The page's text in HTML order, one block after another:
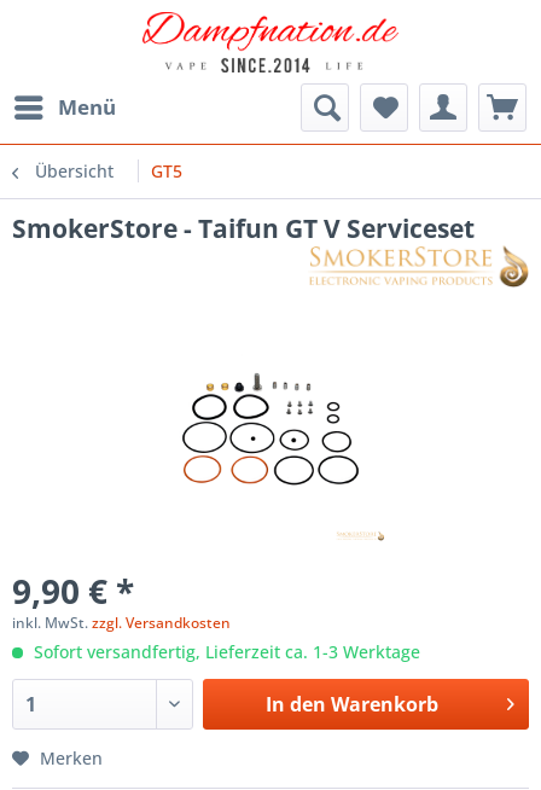
Menü
Übersicht GT5
SmokerStore - Taifun GT V Serviceset
9,90 € *
inkl. MwSt.zzgl. Versandkosten
Sofort versandfertig, Lieferzeit ca. 1-3 Werktage
In den Warenkorb
Merken